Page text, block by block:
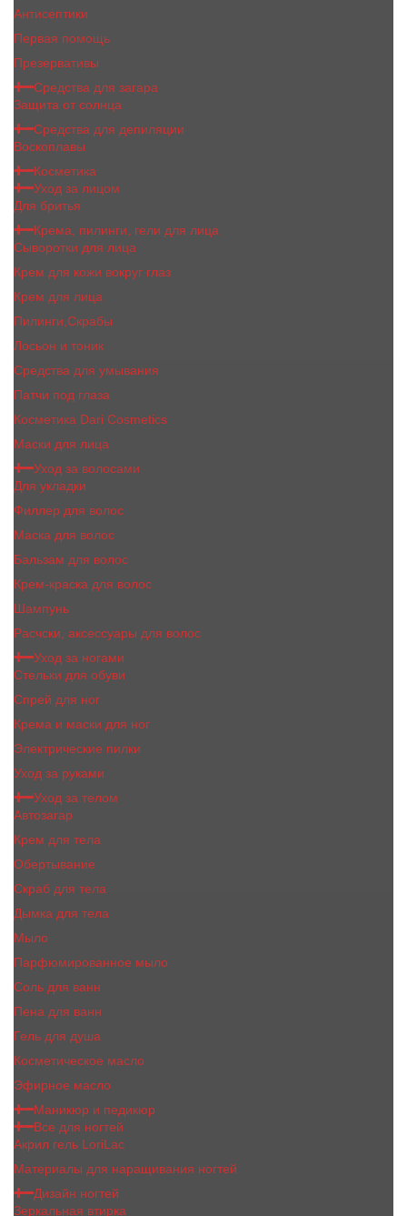
Антисептики
Первая помощь
Презервативы
Средства для загара
Защита от солнца
Средства для депиляции
Воскоплавы
Косметика
Уход за лицом
Для бритья
Крема, пилинги, гели для лица
Сыворотки для лица
Крем для кожи вокруг глаз
Крем для лица
Пилинги,Скрабы
Лосьон и тоник
Средства для умывания
Патчи под глаза
Косметика Dari Cosmetics
Маски для лица
Уход за волосами
Для укладки
Филлер для волос
Маска для волос
Бальзам для волос
Крем-краска для волос
Шампунь
Расчски, аксессуары для волос
Уход за ногами
Стельки для обуви
Спрей для ног
Крема и маски для ног
Электрические пилки
Уход за руками
Уход за телом
Автозагар
Крем для тела
Обертывание
Скраб для тела
Дымка для тела
Мыло
Парфюмированное мыло
Соль для ванн
Пена для ванн
Гель для душа
Косметическое масло
Эфирное масло
Маникюр и педикюр
Все для ногтей
Акрил гель LoriLac
Материалы для наращивания ногтей
Дизайн ногтей
Зеркальная втирка